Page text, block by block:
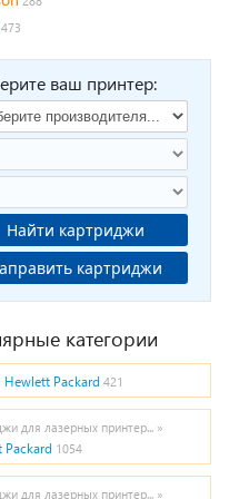
473
ваш принтер:
Найти картриджи
Заправить картриджи
категории
Hewlett Packard 421
для лазерных принтер... »
Packard 1054
для лазерных принтер... »